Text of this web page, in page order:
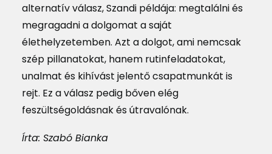
alternatív válasz, Szandi példája: megtalálni és
megragadni a dolgomat a saját
élethelyzetemben. Azt a dolgot, ami nemcsak
szép pillanatokat, hanem rutinfeladatokat,
unalmat és kihívást jelentő csapatmunkát is
rejt. Ez a válasz pedig bőven elég
feszültségoldásnak és útravalónak.
Írta: Szabó Bianka